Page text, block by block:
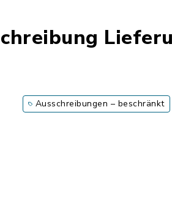
Ausschreibungen – beschränkt